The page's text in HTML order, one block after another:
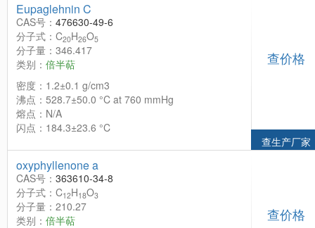
Eupaglehnin C
CAS号： 476630-49-6
分子式：C20H26O5
分子量：346.417
类别： 倍半萜
密度：1.2±0.1 g/cm3
沸点：528.7±50.0 °C at 760 mmHg
熔点：N/A
闪点：184.3±23.6 °C
查价格
查生产厂家
oxyphyllenone a
CAS号： 363610-34-8
分子式：C12H18O3
分子量：210.27
类别： 倍半萜
查价格